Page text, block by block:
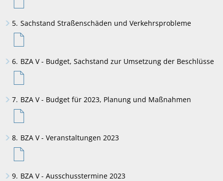
5. Sachstand Straßenschäden und Verkehrsprobleme
6. BZA V - Budget, Sachstand zur Umsetzung der Beschlüsse
7. BZA V - Budget für 2023, Planung und Maßnahmen
8. BZA V - Veranstaltungen 2023
9. BZA V - Ausschusstermine 2023